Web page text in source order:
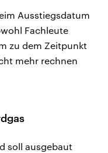
Ausstiegsdatum
Fachleute
zu dem Zeitpunkt
mehr rechnen
soll ausgebaut